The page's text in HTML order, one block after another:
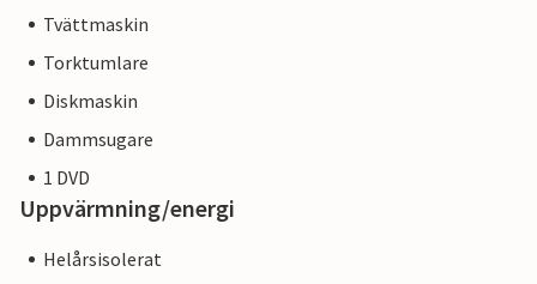
Tvättmaskin
Torktumlare
Diskmaskin
Dammsugare
1 DVD
Uppvärmning/energi
Helårsisolerat